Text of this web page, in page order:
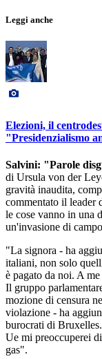
Leggi anche
Elezioni, il
"Presidenzialismo
Salvini: "Parole
di Ursula von der
gravità inaudita,
commentato il leader
le cose vanno in una
un'invasione di
"La signora - ha
italiani, non solo
è pagato da noi. A
Il gruppo
mozione di censura
violazione - ha
burocrati di
Ue mi preoccuperei
gas".